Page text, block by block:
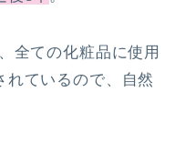
全ての化粧品に使用
れているので、自然